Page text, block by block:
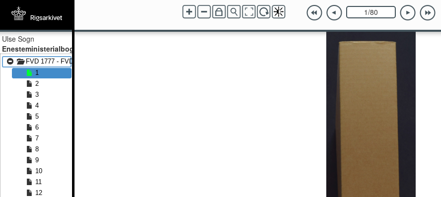
Ulse Sogn
Enesteministerialbog
FVD 1777 - FVD 1814
1
2
3
4
5
6
7
8
9
10
11
12